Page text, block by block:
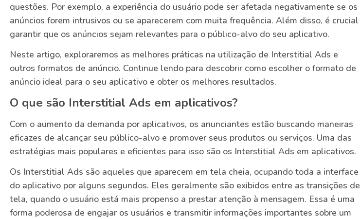
questões. Por exemplo, a experiência do usuário pode ser afetada negativamente se os
anúncios forem intrusivos ou se aparecerem com muita frequência. Além disso, é crucial
garantir que os anúncios sejam relevantes para o público-alvo do seu aplicativo.
Neste artigo, exploraremos as melhores práticas na utilização de Interstitial Ads e
outros formatos de anúncio. Continue lendo para descobrir como escolher o formato de
anúncio ideal para o seu aplicativo e obter os melhores resultados.
O que são Interstitial Ads em aplicativos?
Com o aumento da demanda por aplicativos, os anunciantes estão buscando maneiras
eficazes de alcançar seu público-alvo e promover seus produtos ou serviços. Uma das
estratégias mais populares e eficientes para isso são os Interstitial Ads em aplicativos.
Os Interstitial Ads são aqueles que aparecem em tela cheia, ocupando toda a interface
do aplicativo por alguns segundos. Eles geralmente são exibidos entre as transições de
tela, quando o usuário está mais propenso a prestar atenção à mensagem. Essa é uma
forma poderosa de engajar os usuários e transmitir informações importantes sobre um